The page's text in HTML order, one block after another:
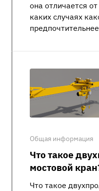
она отличается
каких случаях
Общая информация
Что такое
мостовой
Что такое